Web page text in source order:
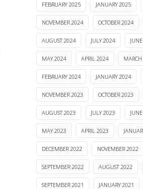
FEBRUARY 2025 JANUARY 2025
NOVEMBER 2024 OCTOBER 2024
AUGUST 2024 JULY 2024
MAY 2024 APRIL 2024
FEBRUARY 2024 JANUARY 2024
NOVEMBER 2023 OCTOBER 2023
AUGUST 2023 JULY 2023
MAY 2023 APRIL 2023
DECEMBER 2022 NOVEMBER 2022
SEPTEMBER 2022 AUGUST 2022
SEPTEMBER 2021 JANUARY 2021